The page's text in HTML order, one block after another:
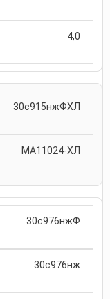
4,0
30с915нжФХЛ
МА11024-ХЛ
30с976нжФ
30с976нж